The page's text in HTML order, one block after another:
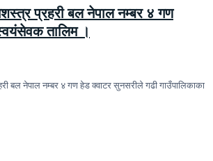
प्रहरी बल नेपाल नम्बर ४ गण
तालिम ।
बल नेपाल नम्बर ४ गण हेड क्वाटर सुनसरीले गढी गाउँपालिकाका